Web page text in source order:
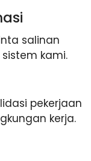
salinan
kami.
pekerjaan
kerja.